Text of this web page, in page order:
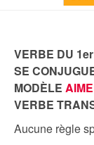
VERBE DU
SE
MODÈLE
VERBE
Aucune règle